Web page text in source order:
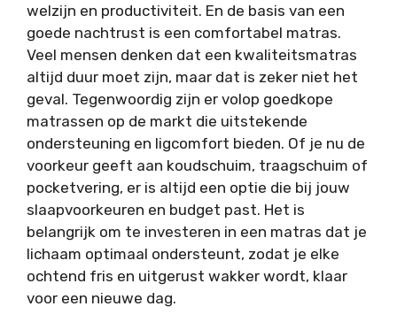
welzijn en productiviteit. En de basis van een
goede nachtrust is een comfortabel matras.
Veel mensen denken dat een kwaliteitsmatras
altijd duur moet zijn, maar dat is zeker niet het
geval. Tegenwoordig zijn er volop goedkope
matrassen op de markt die uitstekende
ondersteuning en ligcomfort bieden. Of je nu de
voorkeur geeft aan koudschuim, traagschuim of
pocketvering, er is altijd een optie die bij jouw
slaapvoorkeuren en budget past. Het is
belangrijk om te investeren in een matras dat je
lichaam optimaal ondersteunt, zodat je elke
ochtend fris en uitgerust wakker wordt, klaar
voor een nieuwe dag.